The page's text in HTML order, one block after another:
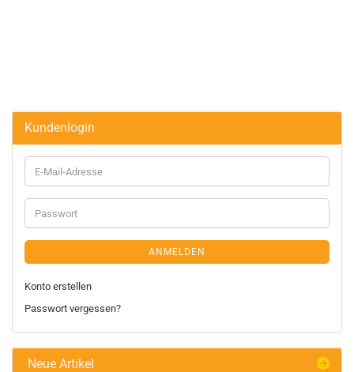
Kundenlogin
ANMELDEN
Konto erstellen
Passwort vergessen?
Neue Artikel